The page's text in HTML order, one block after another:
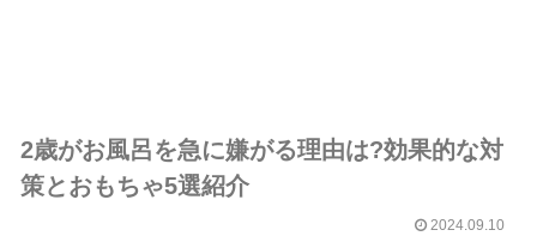
2歳がお風呂を急に嫌がる理由は?効果的な対
策とおもちゃ5選紹介
2024.09.10